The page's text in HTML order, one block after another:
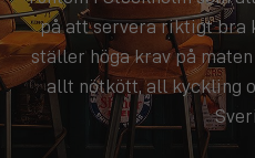
på att servera riktigt bra
ställer höga krav på
allt nötkött, all kyckling